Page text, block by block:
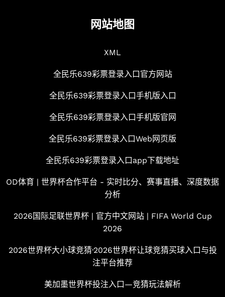
网站地图
XML
全民乐639彩票登录入口官方网站
全民乐639彩票登录入口手机版入口
全民乐639彩票登录入口手机版官网
全民乐639彩票登录入口Web网页版
全民乐639彩票登录入口app下载地址
OD体育 | 世界杯合作平台 - 实时比分、赛事直播、深度数据
分析
2026国际足联世界杯 | 官方中文网站 | FIFA World Cup
2026
2026世界杯大小球竞猜·2026世界杯让球竞猜买球入口与投
注平台推荐
美加墨世界杯投注入口—竞猜玩法解析